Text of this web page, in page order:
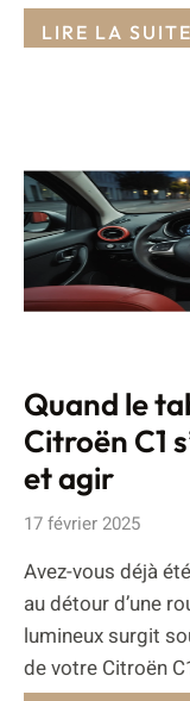
LIRE LA SUITE
Quand le
Citroën C1
et agir
17 février 2025
Avez-vous déjà
au détour d’une
lumineux surgit
de votre Citroën